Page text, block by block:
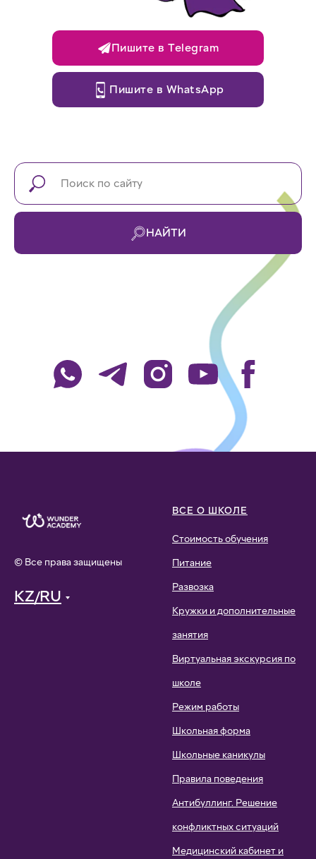
Пишите в Telegram
Пишите в WhatsApp
НАЙТИ
© Все права защищены
KZ/RU
ВСЕ О ШКОЛЕ
Стоимость обучения
Питание
Развозка
Кружки и дополнительные
занятия
Виртуальная экскурсия по
школе
Режим работы
Школьная форма
Школьные каникулы
Правила поведения
Антибуллинг. Решение
конфликтных ситуаций
Медицинский кабинет и